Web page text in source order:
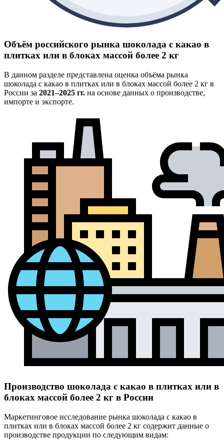
Объём российского рынка шоколада с какао в
плитках или в блоках массой более 2 кг
В данном разделе представлена оценка объёма рынка
шоколада с какао в плитках или в блоках массой более 2 кг в
России за 2021–2025 гг. на основе данных о производстве,
импорте и экспорте.
Производство шоколада с какао в плитках или в
блоках массой более 2 кг в России
Маркетинговое исследование рынка шоколада с какао в
плитках или в блоках массой более 2 кг содержит данные о
производстве продукции по следующим видам: